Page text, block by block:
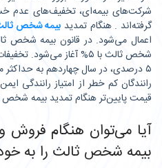
شرکت‌های بیمه‌ای، تخفیف‌های عدم
گرفته‌اند . هنگام تمدید بیمه شخص
اعمال می‌شود. در قانون بیمه شخص
شخص ثالث با ۵% آغاز
۵ درصدی، در سال چهاردهم به حداکثر میزان ۷۰% می‌رسد.
رانندگان کم خطر از امتیاز رانندگی
قیمت پایین‌تر هنگام تمدید بیمه شخص
آیا می‌توان هنگام فروش
بیمه شخص ثالث را به